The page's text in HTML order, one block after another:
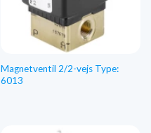
Magnetventil 2/2-vejs Type:
6013